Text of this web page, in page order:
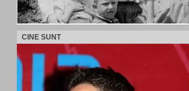
CINE SUNT